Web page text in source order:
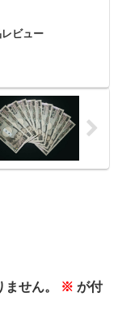
ビュー
せん。 ※ が付